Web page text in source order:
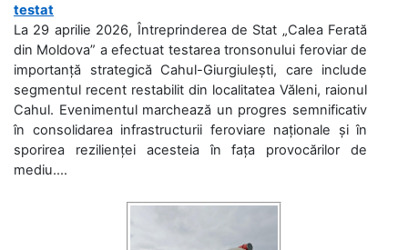
testat
La 29 aprilie 2026, Întreprinderea de Stat „Calea Ferată
din Moldova” a efectuat testarea tronsonului feroviar de
importanță strategică Cahul-Giurgiulești, care include
segmentul recent restabilit din localitatea Văleni, raionul
Cahul. Evenimentul marchează un progres semnificativ
în consolidarea infrastructurii feroviare naționale și în
sporirea rezilienței acesteia în fața provocărilor de
mediu....